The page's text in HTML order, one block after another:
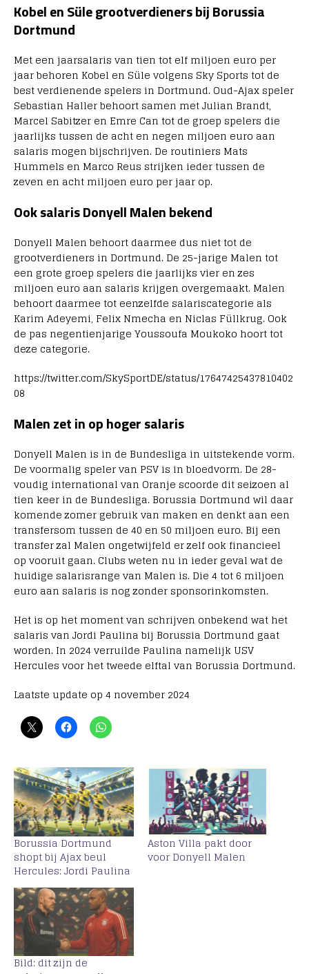
Kobel en Süle grootverdieners bij Borussia
Dortmund
Met een jaarsalaris van tien tot elf miljoen euro per
jaar behoren Kobel en Süle volgens Sky Sports tot de
best verdienende spelers in Dortmund. Oud-Ajax speler
Sebastian Haller behoort samen met Julian Brandt,
Marcel Sabitzer en Emre Can tot de groep spelers die
jaarlijks tussen de acht en negen miljoen euro aan
salaris mogen bijschrijven. De routiniers Mats
Hummels en Marco Reus strijken ieder tussen de
zeven en acht miljoen euro per jaar op.
Ook salaris Donyell Malen bekend
Donyell Malen behoort daarmee dus niet tot de
grootverdieners in Dortmund. De 25-jarige Malen tot
een grote groep spelers die jaarlijks vier en zes
miljoen euro aan salaris krijgen overgemaakt. Malen
behoort daarmee tot eenzelfde salariscategorie als
Karim Adeyemi, Felix Nmecha en Niclas Füllkrug. Ook
de pas negentienjarige Youssoufa Moukoko hoort tot
deze categorie.
https://twitter.com/SkySportDE/status/17647425437810402
08
Malen zet in op hoger salaris
Donyell Malen is in de Bundesliga in uitstekende vorm.
De voormalig speler van PSV is in bloedvorm. De 28-
voudig international van Oranje scoorde dit seizoen al
tien keer in de Bundesliga. Borussia Dortmund wil daar
komende zomer gebruik van maken en denkt aan een
transfersom tussen de 40 en 50 miljoen euro. Bij een
transfer zal Malen ongetwijfeld er zelf ook financieel
op vooruit gaan. Clubs weten nu in ieder geval wat de
huidige salarisrange van Malen is. Die 4 tot 6 miljoen
euro aan salaris is nog zonder sponsorinkomsten.
Het is op het moment van schrijven onbekend wat het
salaris van Jordi Paulina bij Borussia Dortmund gaat
worden. In 2024 verruilde Paulina namelijk USV
Hercules voor het tweede elftal van Borussia Dortmund.
Laatste update op 4 november 2024
Borussia Dortmund
shopt bij Ajax beul
Hercules: Jordi Paulina
Aston Villa pakt door
voor Donyell Malen
Bild: dit zijn de